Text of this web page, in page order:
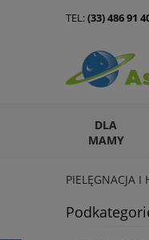
DLA
MAMY
ARTYKUŁY
PIELĘGNACJA I
TEL:(33) 486 91